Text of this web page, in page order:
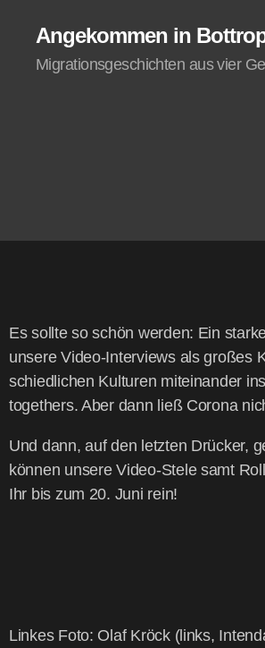
Angekommen in
Migrationsgeschichten aus vier
Es soll­te so schön wer­den: Ein
unse­re Video-Inter­views als gro­ßes
schied­li­chen Kul­tu­ren mit­ein­an­der
tog­e­thers. Aber dann ließ Coro­na
Und dann, auf den letz­ten Drü­cker,
kön­nen unse­re Video-Ste­le samt
Ihr bis zum 20. Juni rein!
Lin­kes Foto: Olaf Kröck (links,